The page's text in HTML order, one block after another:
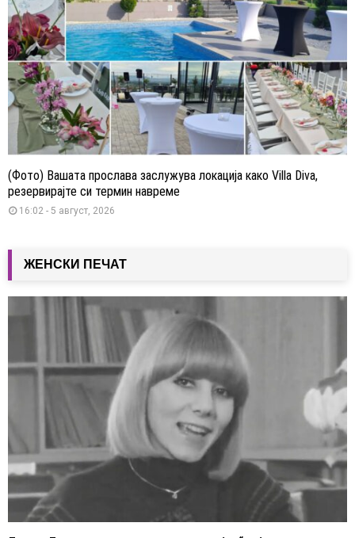
(Фото) Вашата прослава заслужува локација како Villa Diva,
резервирајте си термин навреме
16:02 - 5 август, 2026
ЖЕНСКИ ПЕЧАТ